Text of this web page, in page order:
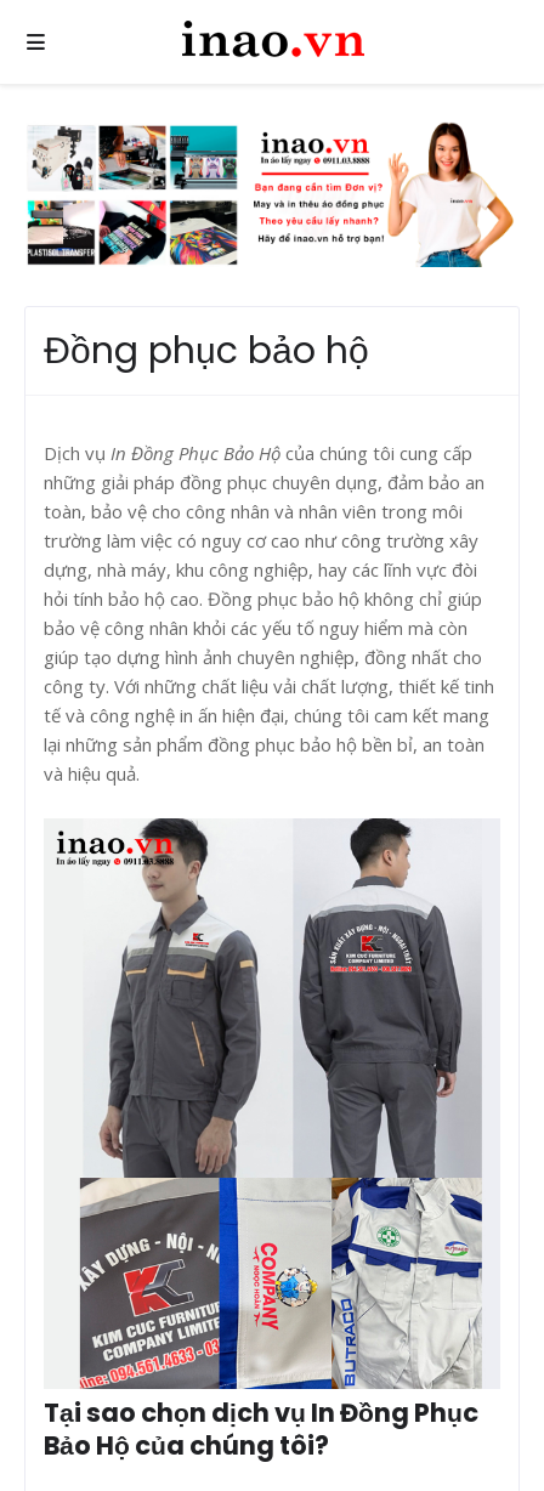
Đồng phục bảo hộ
Dịch vụ In Đồng Phục Bảo Hộ của chúng tôi cung cấp
những giải pháp đồng phục chuyên dụng, đảm bảo an
toàn, bảo vệ cho công nhân và nhân viên trong môi
trường làm việc có nguy cơ cao như công trường xây
dựng, nhà máy, khu công nghiệp, hay các lĩnh vực đòi
hỏi tính bảo hộ cao. Đồng phục bảo hộ không chỉ giúp
bảo vệ công nhân khỏi các yếu tố nguy hiểm mà còn
giúp tạo dựng hình ảnh chuyên nghiệp, đồng nhất cho
công ty. Với những chất liệu vải chất lượng, thiết kế tinh
tế và công nghệ in ấn hiện đại, chúng tôi cam kết mang
lại những sản phẩm đồng phục bảo hộ bền bỉ, an toàn
và hiệu quả.
Tại sao chọn dịch vụ In Đồng Phục
Bảo Hộ của chúng tôi?